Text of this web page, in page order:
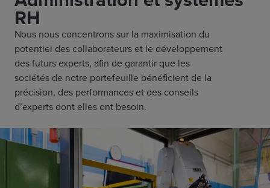
RH
Nous nous concentrons sur la maximisation du
potentiel des collaborateurs et le développement
des futurs experts, afin de garantir que les
sociétés de notre portefeuille bénéficient de la
précision, des performances et des conseils
d’experts dont elles ont besoin.